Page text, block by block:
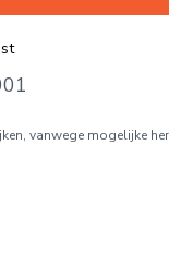
vanwege mogelijke